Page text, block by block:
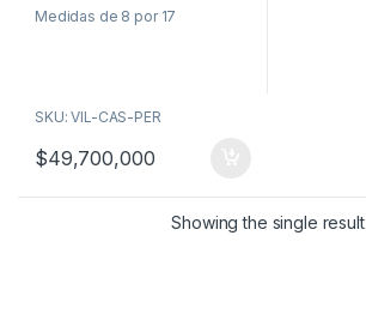
fMedidas de 8 por 17
SKU: VIL-CAS-PER
$49,700,000
Showing the single result